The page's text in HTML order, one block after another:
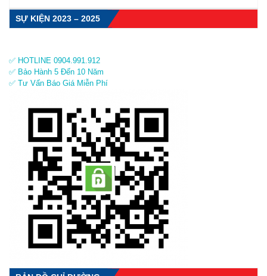
SỰ KIỆN 2023 – 2025
✅ HOTLINE 0904.991.912
✅ Bảo Hành 5 Đến 10 Năm
✅ Tư Vấn Báo Giá Miễn Phí